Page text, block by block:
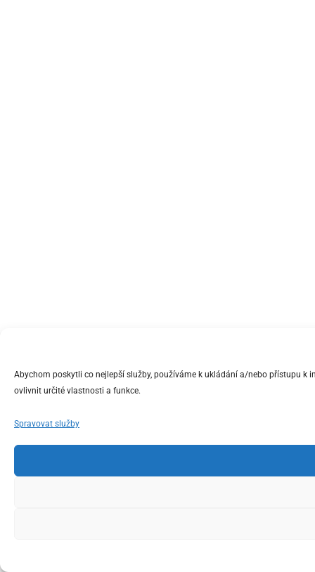
Abychom poskytli co nejlepší služby, používáme k ukládání a/nebo přístupu
ovlivnit určité vlastnosti a funkce.
Spravovat služby